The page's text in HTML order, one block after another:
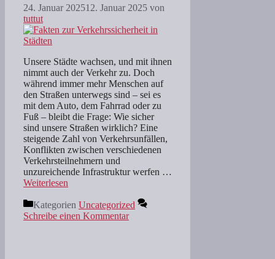
24. Januar 202512. Januar 2025 von
tuttut
Unsere Städte wachsen, und mit ihnen
nimmt auch der Verkehr zu. Doch
während immer mehr Menschen auf
den Straßen unterwegs sind – sei es
mit dem Auto, dem Fahrrad oder zu
Fuß – bleibt die Frage: Wie sicher
sind unsere Straßen wirklich? Eine
steigende Zahl von Verkehrsunfällen,
Konflikten zwischen verschiedenen
Verkehrsteilnehmern und
unzureichende Infrastruktur werfen …
Weiterlesen
Kategorien Uncategorized
Schreibe einen Kommentar